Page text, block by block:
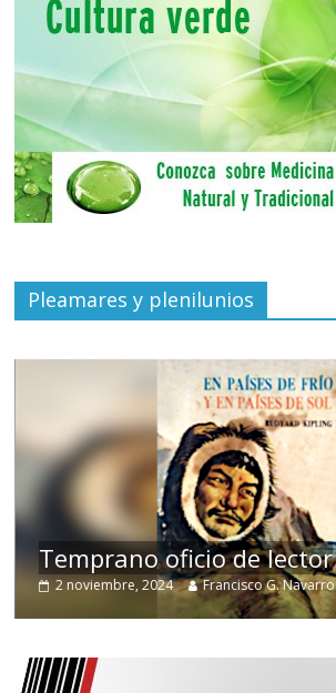
Pleamares y plenilunios
Temprano oficio de lector
2 noviembre, 2024 Francisco G. Navarro